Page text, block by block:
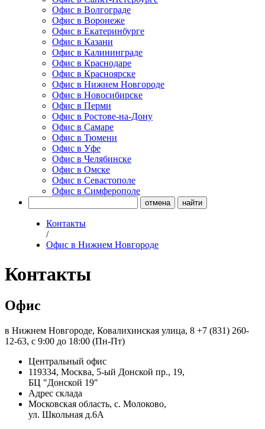
МАГНОФЛЕКС
HOTROCK
KNAUF Insulation
Огнеспас
Бизон
БЗТМ
КРОЗ
Megaflex
ИЗОСПАН
ПЕНОПЛЭКС
Офис в Волгограде
Офис в Воронеже
Офис в Екатеринбурге
Офис в Казани
Офис в Калининграде
Офис в Краснодаре
Офис в Красноярске
Офис в Нижнем Новгороде
Офис в Новосибирске
Офис в Перми
Офис в Ростове-на-Дону
Офис в Самаре
Офис в Тюмени
Офис в Уфе
Офис в Челябинске
Офис в Омске
Офис в Севастополе
Офис в Симферополе
Контакты
/
Офис в Нижнем Новгороде
Контакты
Офис
в Нижнем Новгороде, Ковалихинская улица, 8 +7 (831) 260-
12-63, с 9:00 до 18:00 (Пн-Пт)
Центральный офис
119334, Москва, 5-ый Донской пр., 19,
БЦ "Донской 19"
Адрес склада
Московская область, с. Молоково,
ул. Школьная д.6А